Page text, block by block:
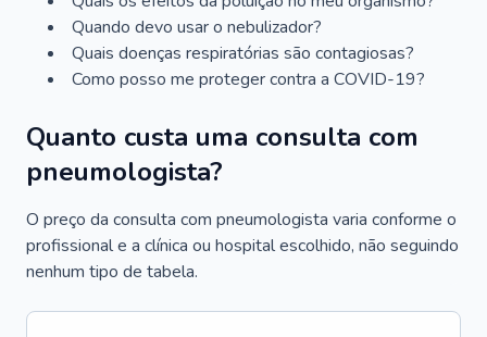
Quando devo usar o nebulizador?
Quais doenças respiratórias são contagiosas?
Como posso me proteger contra a COVID-19?
Quanto custa uma consulta com
pneumologista?
O preço da consulta com pneumologista varia conforme o
profissional e a clínica ou hospital escolhido, não seguindo
nenhum tipo de tabela.